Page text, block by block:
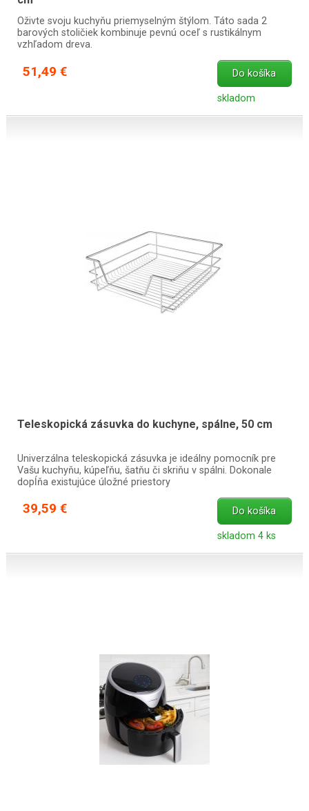
Oživte svoju kuchyňu priemyselným štýlom. Táto sada 2
barových stoličiek kombinuje pevnú oceľ s rustikálnym
vzhľadom dreva.
51,49 € Do košíka
skladom
Teleskopická zásuvka do kuchyne, spálne, 50 cm
Univerzálna teleskopická zásuvka je ideálny pomocník pre
Vašu kuchyňu, kúpeľňu, šatňu či skriňu v spálni. Dokonale
dopĺňa existujúce úložné priestory
39,59 € Do košíka
skladom 4 ks